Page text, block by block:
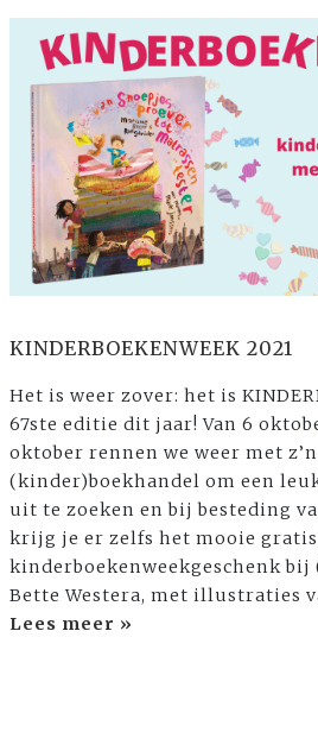
KINDERBOEKENWEEK 2021
Het is weer zover: het is
67ste editie dit jaar! Van 6
oktober rennen we weer met
(kinder)boekhandel om een
uit te zoeken en bij besteding
krijg je er zelfs het mooie gratis
kinderboekenweekgeschenk bij
Bette Westera, met illustraties
Lees meer »